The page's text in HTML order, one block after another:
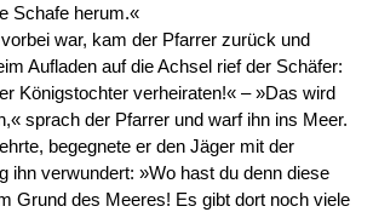
Schafe herum.«
war, kam der Pfarrer zurück und
Aufladen auf die Achsel rief der Schäfer:
Königstochter verheiraten!« – »Das wird
sprach der Pfarrer und warf ihn ins Meer.
begegnete er den Jäger mit der
ihn verwundert: »Wo hast du denn diese
Grund des Meeres! Es gibt dort noch viele